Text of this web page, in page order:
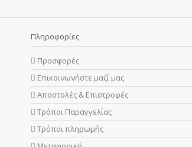
Πληροφορίες
Προσφορές
Επικοινωνήστε μαζί μας
Αποστολές & Επιστροφές
Τρόποι Παραγγελίας
Τρόποι πληρωμής